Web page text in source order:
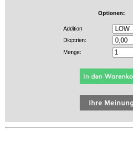
Optionen:
Addition:
Dioptrien:
Menge: